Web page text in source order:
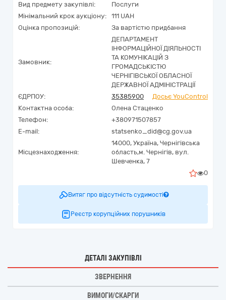
Вид предмету закупівлі:
Послуги
Мінімальний крок аукціону:
111 UAH
Оцінка пропозицій:
За вартістю придбання
Замовник:
ДЕПАРТАМЕНТ
ІНФОРМАЦІЙНОЇ ДІЯЛЬНОСТІ
ТА КОМУНІКАЦІЙ З
ГРОМАДСЬКІСТЮ
ЧЕРНІГІВСЬКОЇ ОБЛАСНОЇ
ДЕРЖАВНОЇ АДМІНІСТРАЦІЇ
ЄДРПОУ:
35385900
Досьє YouControl
Контактна особа:
Олена Стаценко
Телефон:
+380971507857
E-mail:
statsenko_did@cg.gov.ua
Місцезнаходження:
14000, Україна, Чернігівська
область,м. Чернігів, вул.
Шевченка, 7
0
Витяг про відсутність судимості
Реєстр корупційних порушників
ДЕТАЛІ ЗАКУПІВЛІ
ЗВЕРНЕННЯ
ВИМОГИ/СКАРГИ